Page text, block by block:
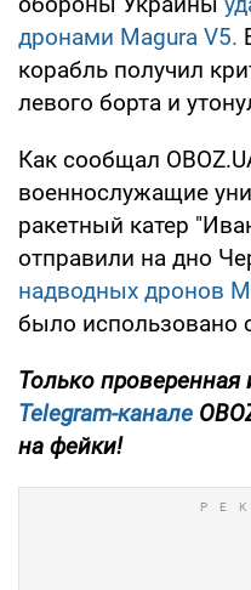
дронами Magura V5.
корабль получил
левого борта и
Как сообщал
военнослужащие
ракетный катер
отправили на дно
надводных дронов
было использовано
Только проверенная
Telegram-канале
на фейки!